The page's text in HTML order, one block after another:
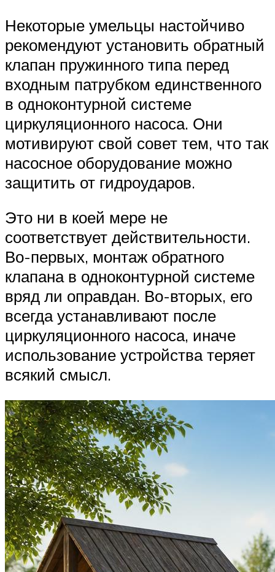
Некоторые умельцы настойчиво
рекомендуют установить обратный
клапан пружинного типа перед
входным патрубком единственного
в одноконтурной системе
циркуляционного насоса. Они
мотивируют свой совет тем, что так
насосное оборудование можно
защитить от гидроударов.
Это ни в коей мере не
соответствует действительности.
Во-первых, монтаж обратного
клапана в одноконтурной системе
вряд ли оправдан. Во-вторых, его
всегда устанавливают после
циркуляционного насоса, иначе
использование устройства теряет
всякий смысл.